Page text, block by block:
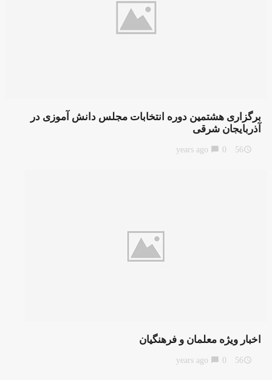
برگزاری هشتمین دوره انتخابات مجلس دانش آموزی در
آذربایجان شرقی
access_time
56 years ago
chat_bubble
اخبار ويژه معلمان و فرهنگيان
access_time
56 years ago
chat_bubble